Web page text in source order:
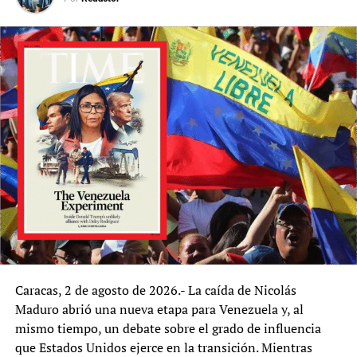
Las fricciones entre Arce y Morales no son nuevas, y se
remontan a finales de 2021, cuando el MAS sufrió un
cisma que aún persiste. Mientras sectores leales a
Morales han llamado a un congreso partidario para
consolidar su liderazgo, el Gobierno y los seguidores de
Arce se oponen a una nueva candidatura del
exmandatario, alegando que la Constitución no permite
su reelección. Esta división interna podría poner en
riesgo la participación del MAS en los próximos
comicios.
En medio de este conflicto, la Defensoría del Pueblo ha
emitido un llamado a la calma, pidiendo a las
autoridades y a los sectores movilizados que eviten
violencia.
Caracas, 2 de agosto de 2026.- La caída de Nicolás
Maduro abrió una nueva etapa para Venezuela y, al
mismo tiempo, un debate sobre el grado de influencia
que Estados Unidos ejerce en la transición. Mientras